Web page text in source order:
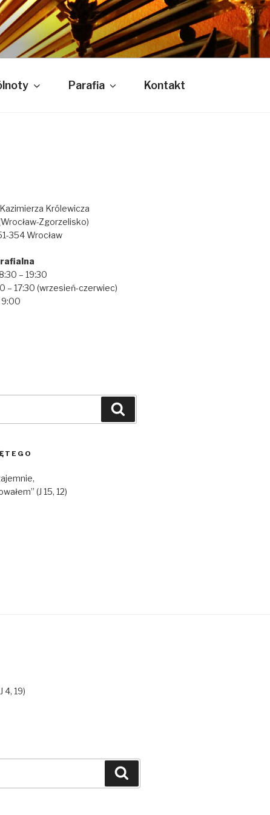
Parafia Kontakt
Królewicza
Zgorzelisko)
354 Wrocław
– 19:30
– 17:30 (wrzesień-czerwiec)
9:00
(J 15, 12)
4, 19)